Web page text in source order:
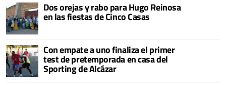
Dos orejas y rabo para Hugo Reinosa
en las fiestas de Cinco Casas
Con empate a uno finaliza el primer
test de pretemporada en casa del
Sporting de Alcázar